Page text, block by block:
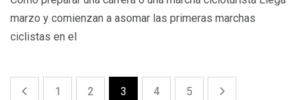
marzo y comienzan a asomar las primeras marchas
ciclistas en el
1 2 3 4 5